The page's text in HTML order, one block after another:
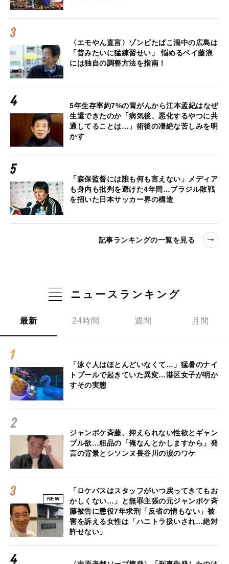
〈エモやん直言〉ゾンビたばこ渦中の広島は
「昔みたいに猛練習せい」 悩めるベイ藤浪
には独自の調整方法を指南！
5年生存率約7%の胃がんから江本孟紀はなぜ
生還できたのか「病気後、悪化するやつに共
通してることは…」術後の凄絶な苦しみを明
かす
「森保監督には誰も何も言えない」メディア
も身内も批判を避けた4年間…ブラジル敗戦
を招いた日本サッカー界の構造
記事ランキングの一覧を見る
ニュースランキング
最新 24時間 週間 月間
「泳ぐ人はほとんどいなくて…」猛暑のナイ
トプールで起きていた異変…港区女子が明か
すその実態
ジャンポケ斉藤、抑えられない性欲とギャン
ブル欲…粗品の「俺なんとかしますから」発
言の背景とシソンヌ長谷川の涙のワケ
NEW
「ロケバスはスタッフがいつ戻ってきてもお
かしくない…」と無罪主張の元ジャンポケ斉
藤被告に懲役7年求刑「反省の情もない」被
害を訴える女性は「ハニトラ扱いされ…絶対
許せない」